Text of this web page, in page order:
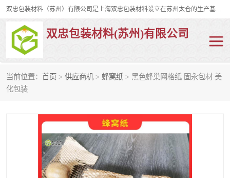
双忠包装材料（苏州）有限公司是上海双忠包装材料设立在苏州太仓的生产基地，占地约2万平米，产品主要有打孔缠绕膜，拉伸蜂窝纸，集装箱充气袋，滑托板，打包带，裹包网兜，防滑纸等箱体和托盘的运输和保护性包材。固永包材®，GooYon Pack®，是我们保护性包装材料的专属品牌。
双忠包装材料(苏州)有限公司
当前位置： 首页 > 供应商机 > 蜂窝纸 > 黑色蜂巢网格纸 固永包材 美
化包装
打孔缠绕膜
裹包网兜 纤维打包带
充气袋
缠绕膜